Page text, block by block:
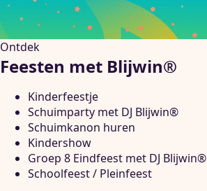
Ontdek
Feesten met Blijwin®
Kinderfeestje
Schuimparty met DJ Blijwin®
Schuimkanon huren
Kindershow
Groep 8 Eindfeest met DJ Blijwin®
Schoolfeest / Pleinfeest